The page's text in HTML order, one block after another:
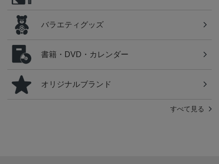
バラエティグッズ
書籍・DVD・カレンダー
オリジナルブランド
すべて見る